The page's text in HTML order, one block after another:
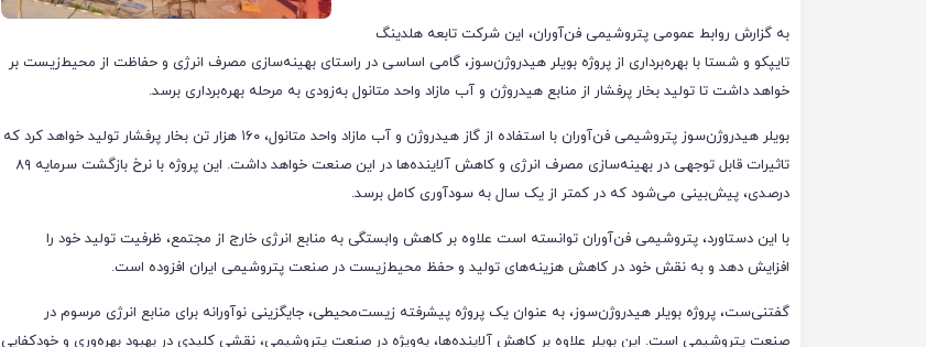
به گزارش روابط عمومی پتروشیمی فن‌آوران، این شرکت تابعه هلدینگ
تایپکو و شستا با بهره‌برداری از پروژه بویلر هیدروژن‌سوز، گامی اساسی در راستای بهینه‌سازی مصرف انرژی و حفاظت از محیط‌زیست بر
خواهد داشت تا تولید بخار پرفشار از منابع هیدروژن و آب مازاد واحد متانول به‌زودی به مرحله بهره‌برداری برسد.
بویلر هیدروژن‌سوز پتروشیمی فن‌آوران با استفاده از گاز هیدروژن و آب مازاد واحد متانول، ۱۶۰ هزار تن بخار پرفشار تولید خواهد کرد که
تاثیرات قابل توجهی در بهینه‌سازی مصرف انرژی و کاهش آلاینده‌ها در این صنعت خواهد داشت. این پروژه با نرخ بازگشت سرمایه ۸۹
درصدی، پیش‌بینی می‌شود که در کمتر از یک سال به سودآوری کامل برسد.
با این دستاورد، پتروشیمی فن‌آوران توانسته است علاوه بر کاهش وابستگی به منابع انرژی خارج از مجتمع، ظرفیت تولید خود را
افزایش دهد و به نقش خود در کاهش هزینه‌های تولید و حفظ محیط‌زیست در صنعت پتروشیمی ایران افزوده است.
گفتنی‌ست، پروژه بویلر هیدروژن‌سوز، به عنوان یک پروژه پیشرفته زیست‌محیطی، جایگزینی نوآورانه برای منابع انرژی مرسوم در
صنعت پتروشیمی است. این بویلر علاوه بر کاهش آلاینده‌ها، به‌ویژه در صنعت پتروشیمی، نقشی کلیدی در بهبود بهره‌وری و خودکفایی